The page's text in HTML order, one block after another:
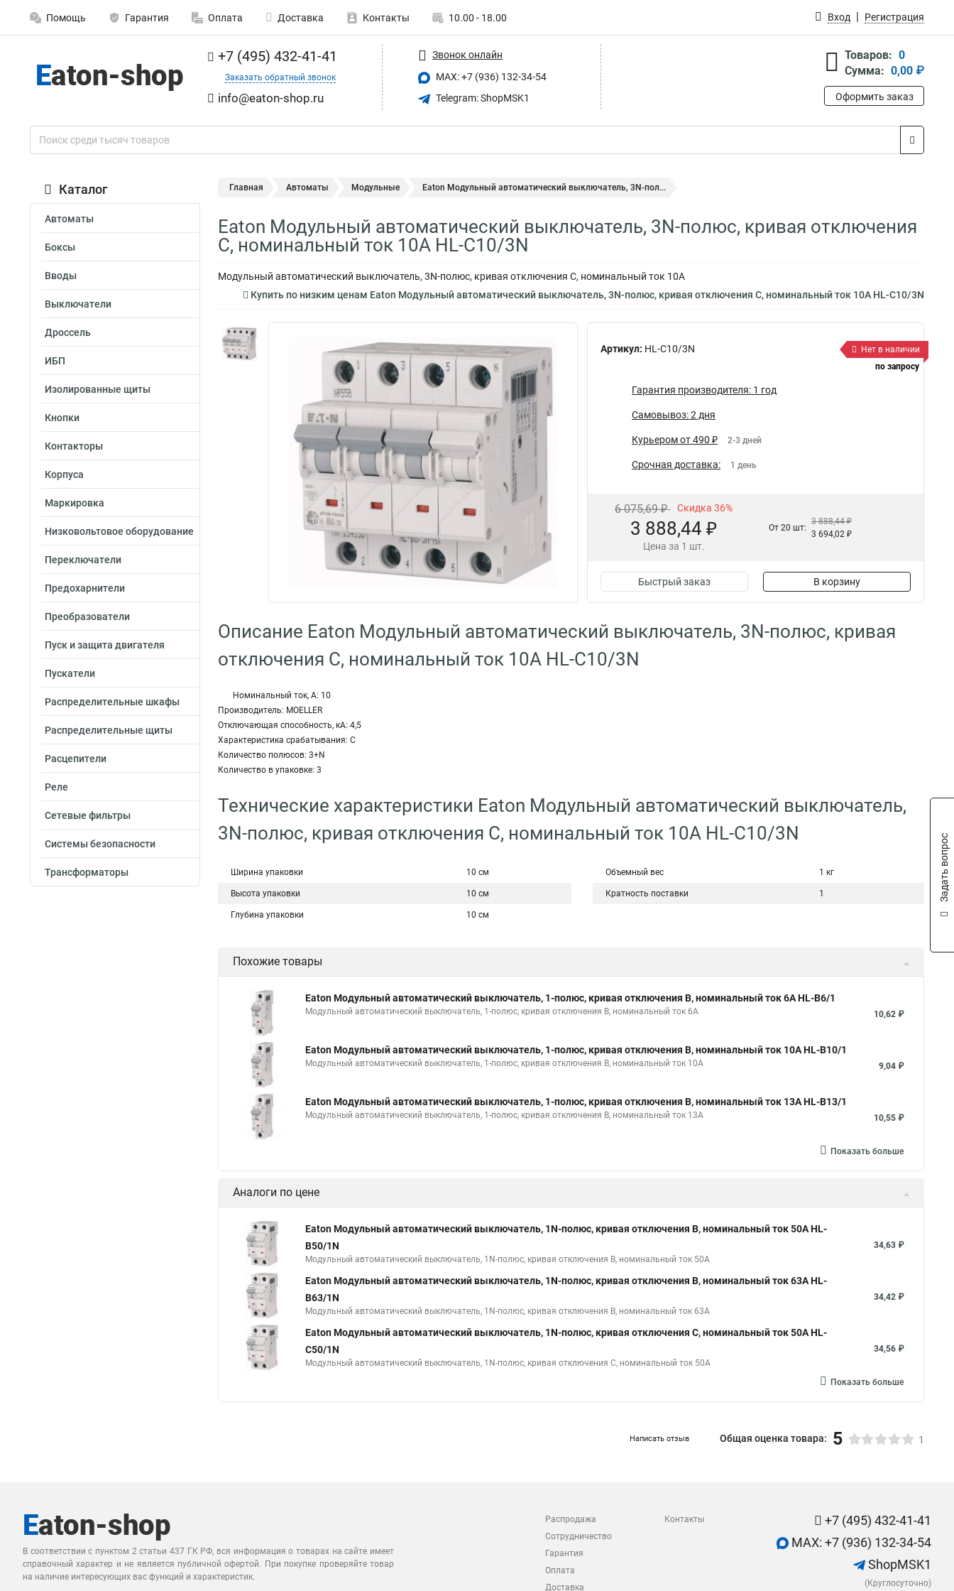
Помощь Гарантия Оплата Доставка Контакты 10.00 - 18.00 Вход Регистрация
+7 (495) 432-41-41
Заказать обратный звонок
info@eaton-shop.ru
Звонок онлайн
MAX: +7 (936) 132-34-54
Telegram: ShopMSK1
Товаров: 0
Сумма: 0,00 ₽
Оформить заказ
Каталог
Автоматы
Боксы
Вводы
Выключатели
Дроссель
ИБП
Изолированные щиты
Кнопки
Контакторы
Корпуса
Маркировка
Низковольтовое оборудование
Переключатели
Предохарнители
Преобразователи
Пуск и защита двигателя
Пускатели
Распределительные шкафы
Распределительные щиты
Расцепители
Реле
Сетевые фильтры
Системы безопасности
Трансформаторы
Главная Автоматы Модульные Eaton Модульный автоматический выключатель, 3N-пол...
Eaton Модульный автоматический выключатель, 3N-полюс, кривая отключения
C, номинальный ток 10А HL-C10/3N
Модульный автоматический выключатель, 3N-полюс, кривая отключения C, номинальный ток 10А
Купить по низким ценам Eaton Модульный автоматический выключатель, 3N-полюс, кривая отключения C, номинальный ток 10А HL-C10/3N
Артикул: HL-C10/3N
Нет в наличии
по запросу
Гарантия производителя: 1 год
Самовывоз: 2 дня
Курьером от 490 ₽ 2-3 дней
Срочная доставка: 1 день
6 075,69 ₽ Скидка 36%
3 888,44 ₽
Цена за 1 шт.
От 20 шт:
3 888,44 ₽
3 694,02 ₽
Быстрый заказ В корзину
Описание Eaton Модульный автоматический выключатель, 3N-полюс, кривая
отключения C, номинальный ток 10А HL-C10/3N
Номинальный ток, А: 10
Производитель: MOELLER
Отключающая способность, кА: 4,5
Характеристика срабатывания: C
Количество полюсов: 3+N
Количество в упаковке: 3
Технические характеристики Eaton Модульный автоматический выключатель,
3N-полюс, кривая отключения C, номинальный ток 10А HL-C10/3N
Ширина упаковки 10 см
Высота упаковки 10 см
Глубина упаковки 10 см
Объемный вес 1 кг
Кратность поставки 1
Похожие товары
Eaton Модульный автоматический выключатель, 1-полюс, кривая отключения B, номинальный ток 6А HL-B6/1
Модульный автоматический выключатель, 1-полюс, кривая отключения B, номинальный ток 6А 10,62 ₽
Eaton Модульный автоматический выключатель, 1-полюс, кривая отключения B, номинальный ток 10А HL-B10/1
Модульный автоматический выключатель, 1-полюс, кривая отключения B, номинальный ток 10А 9,04 ₽
Eaton Модульный автоматический выключатель, 1-полюс, кривая отключения B, номинальный ток 13А HL-B13/1
Модульный автоматический выключатель, 1-полюс, кривая отключения B, номинальный ток 13А 10,55 ₽
Показать больше
Аналоги по цене
Eaton Модульный автоматический выключатель, 1N-полюс, кривая отключения B, номинальный ток 50А HL-
B50/1N
Модульный автоматический выключатель, 1N-полюс, кривая отключения B, номинальный ток 50А
34,63 ₽
Eaton Модульный автоматический выключатель, 1N-полюс, кривая отключения B, номинальный ток 63А HL-
B63/1N
Модульный автоматический выключатель, 1N-полюс, кривая отключения B, номинальный ток 63А
34,42 ₽
Eaton Модульный автоматический выключатель, 1N-полюс, кривая отключения C, номинальный ток 50А HL-
C50/1N
Модульный автоматический выключатель, 1N-полюс, кривая отключения C, номинальный ток 50А
34,56 ₽
Показать больше
Написать отзыв Общая оценка товара: 5 1
В соответствии с пунктом 2 статьи 437 ГК РФ, вся информация о товарах на сайте имеет
справочный характер и не является публичной офертой. При покупке проверяйте товар
на наличие интересующих вас функций и характеристик.
Распродажа
Сотрудничество
Гарантия
Оплата
Доставка
Контакты
+7 (495) 432-41-41
MAX: +7 (936) 132-34-54
ShopMSK1
(Круглосуточно)
Задать вопрос